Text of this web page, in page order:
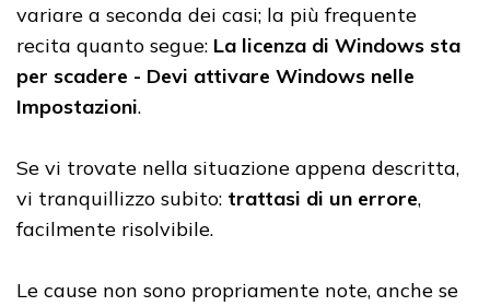
variare a seconda dei casi; la più frequente
recita quanto segue: La licenza di Windows sta
per scadere - Devi attivare Windows nelle
Impostazioni.
Se vi trovate nella situazione appena descritta,
vi tranquillizzo subito: trattasi di un errore,
facilmente risolvibile.
Le cause non sono propriamente note, anche se